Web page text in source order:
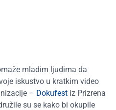
mladim ljudima da
iskustvo u kratkim video
– Dokufest iz Prizrena
su se kako bi okupile